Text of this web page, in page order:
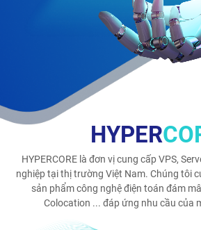
HYPER
HYPERCORE là đơn vị cung cấp VPS,
nghiệp tại thị trường Việt Nam. Chúng tôi
sản phẩm công nghệ điện toán đám
Colocation ... đáp ứng nhu cầu của